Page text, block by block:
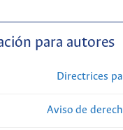
para autores
Directrices
Aviso de